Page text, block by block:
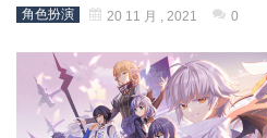
角色扮演 20 11 月 , 2021 0